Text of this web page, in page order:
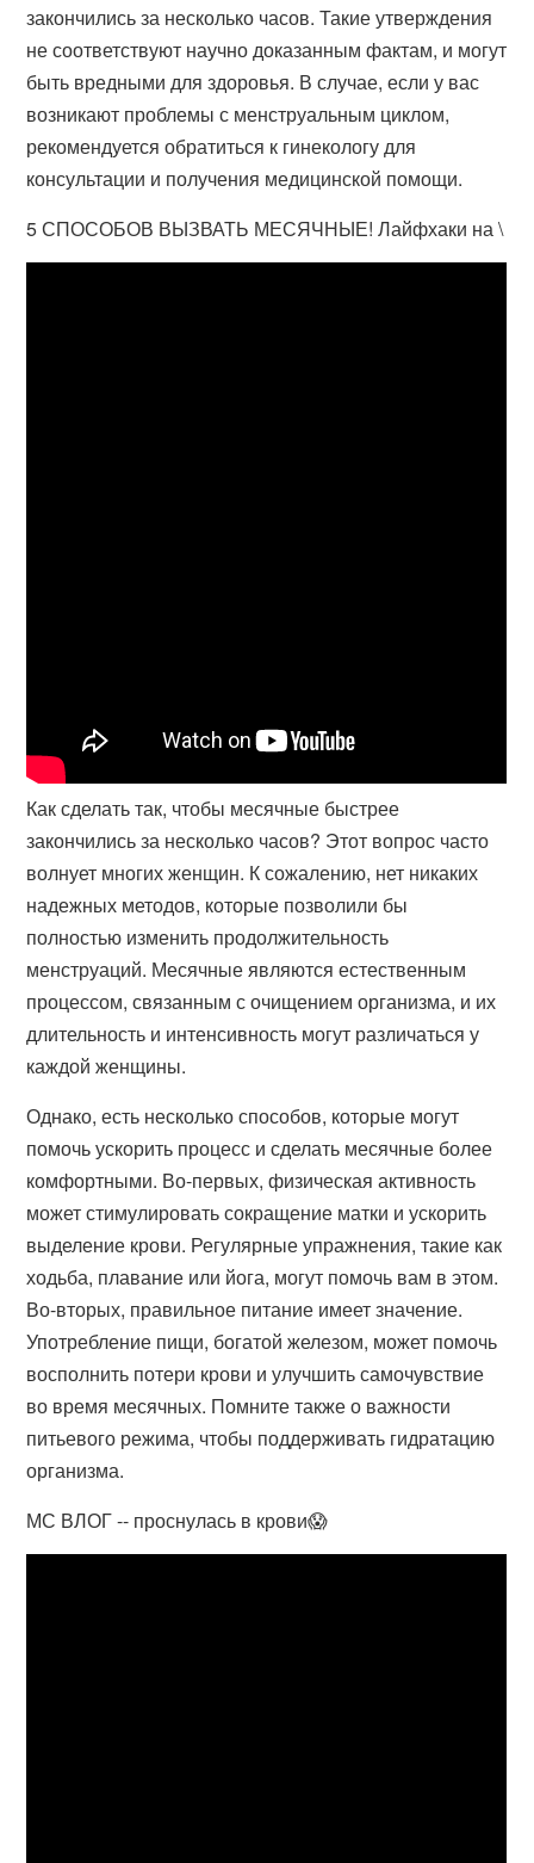
закончились за несколько часов. Такие утверждения
не соответствуют научно доказанным фактам, и могут
быть вредными для здоровья. В случае, если у вас
возникают проблемы с менструальным циклом,
рекомендуется обратиться к гинекологу для
консультации и получения медицинской помощи.
5 СПОСОБОВ ВЫЗВАТЬ МЕСЯЧНЫЕ! Лайфхаки на \
Как сделать так, чтобы месячные быстрее
закончились за несколько часов? Этот вопрос часто
волнует многих женщин. К сожалению, нет никаких
надежных методов, которые позволили бы
полностью изменить продолжительность
менструаций. Месячные являются естественным
процессом, связанным с очищением организма, и их
длительность и интенсивность могут различаться у
каждой женщины.
Однако, есть несколько способов, которые могут
помочь ускорить процесс и сделать месячные более
комфортными. Во-первых, физическая активность
может стимулировать сокращение матки и ускорить
выделение крови. Регулярные упражнения, такие как
ходьба, плавание или йога, могут помочь вам в этом.
Во-вторых, правильное питание имеет значение.
Употребление пищи, богатой железом, может помочь
восполнить потери крови и улучшить самочувствие
во время месячных. Помните также о важности
питьевого режима, чтобы поддерживать гидратацию
организма.
МС ВЛОГ -- проснулась в крови😱